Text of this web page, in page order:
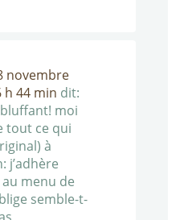
novembre
h 44 min dit:
moi
tout ce qui
à
j’adhère
menu de
semble-t-